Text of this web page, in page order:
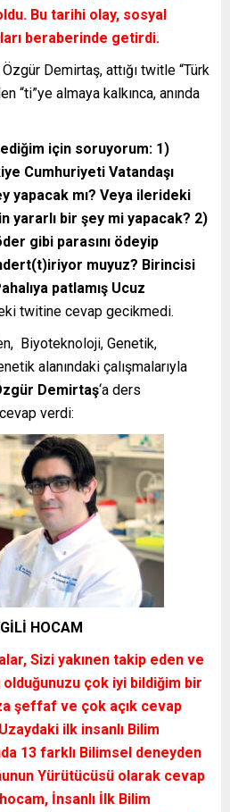
Bu tarihi olay, sosyal
beraberinde getirdi.
Demirtaş, attığı twitle “Türk
“ti”ye almaya kalkınca, anında
için soruyorum: 1)
Cumhuriyeti Vatandaşı
yapacak mı? Veya ilerideki
yararlı bir şey mi yapacak? 2)
gibi parasını ödeyip
muyuz? Birincisi
patlamış Ucuz
twitine cevap gecikmedi.
Biyoteknoloji, Genetik,
alanındaki çalışmalarıyla
Demirtaş‘a ders
verdi:
HOCAM
Sizi yakınen takip eden ve
çok iyi bildiğim bir
şeffaf ve çok açık cevap
ilk insanlı Bilim
13 farklı Bilimsel deneyden
Yürütücüsü olarak cevap
İnsanlı İlk Bilim